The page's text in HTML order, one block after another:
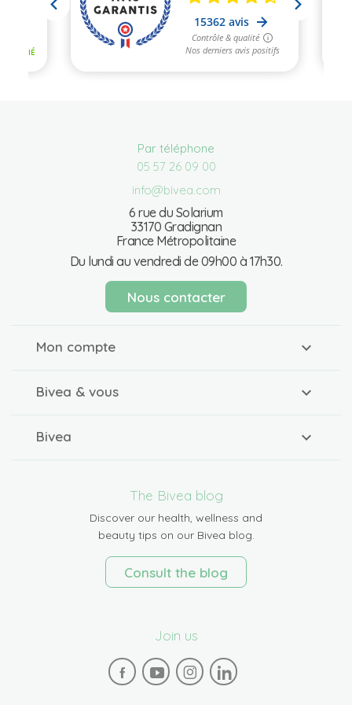
Par téléphone
05 57 26 09 00
info@bivea.com
6 rue du Solarium
33170 Gradignan
France Métropolitaine
Du lundi au vendredi de 09h00 à 17h30.
Nous contacter
Mon compte
Bivea & vous
Bivea
The Bivea blog
Discover our health, wellness and
beauty tips on our Bivea blog.
Consult the blog
Join us